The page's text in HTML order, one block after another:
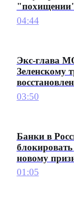
"похищении"
04:44
Экс-глава
Зеленскому
03:50
Банки в
новому
01:05